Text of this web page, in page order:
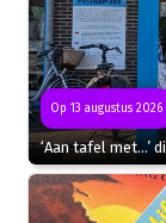
Op 13 augustus 2026
‘Aan tafel met…’